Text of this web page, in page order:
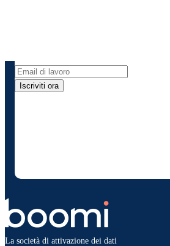
Iscriviti ora
La società di attivazione dei dati